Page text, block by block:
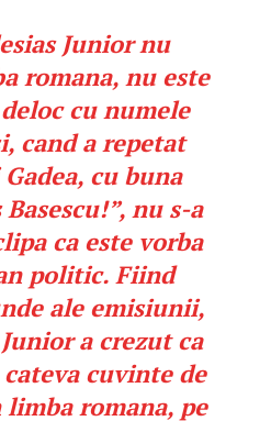
Junior nu
romana,nu este
cu numele
cand a repetat
cu buna
nu s-a
ca este vorba
politic. Fiind
ale emisiunii,
a crezut ca
cuvinte de
romana, pe